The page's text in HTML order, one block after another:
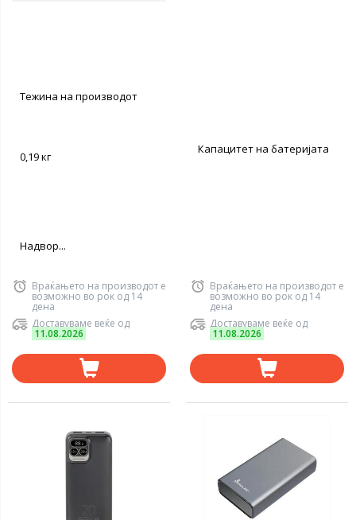
Тежина на производот
0,19 кг
Надвор...
Враќањето на производот е
возможно во рок од 14
дена
Доставуваме веќе од
11.08.2026
Капацитет на батеријата
Враќањето на производот е
возможно во рок од 14
дена
Доставуваме веќе од
11.08.2026